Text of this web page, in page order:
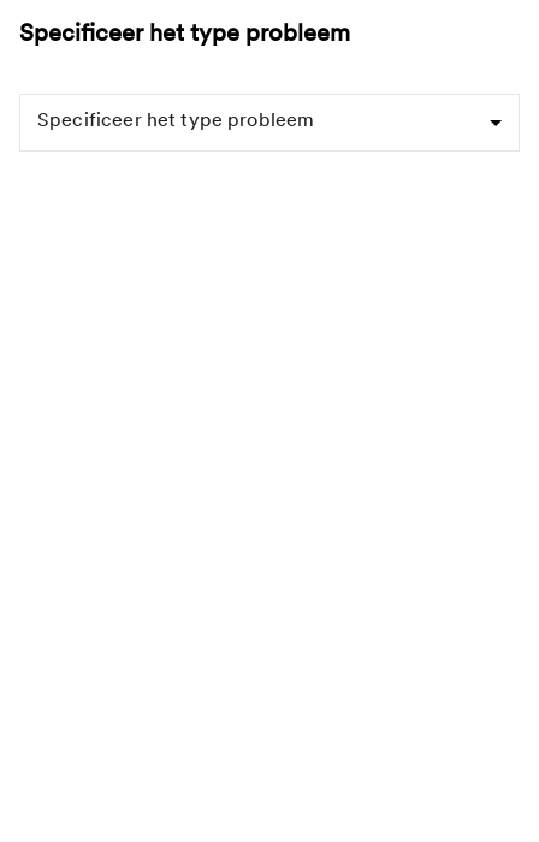
Specificeer het type probleem
Specificeer het type probleem